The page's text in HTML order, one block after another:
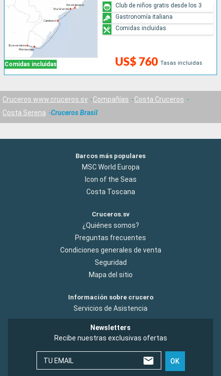
Comidas incluidas US$ 760 Tasas incluidas
Club de niños gratis desde los 3
Gastronomía italiana
Comidas incluidas
Cruceros www.cruceros.sv Compañías
Costa Cruceros
Costa Serena
Cruceros Brasil
Barcos más populares
MSC World Europa
Icon of the Seas
Costa Toscana
Cruceros.sv
¿Quiénes somos?
Preguntas frecuentes
Condiciones generales de venta
Seguridad
Mapa del sitio
Información sobre crucero
Servicios de Asistencia
Newsletters
Recibe nuestras exclusivas ofertas
TU EMAIL OK